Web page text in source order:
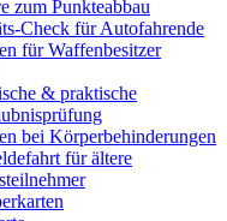
zum Punkteabbau
Check für Autofahrende
für Waffenbesitzer
& praktische
bei Körperbehinderungen
für ältere